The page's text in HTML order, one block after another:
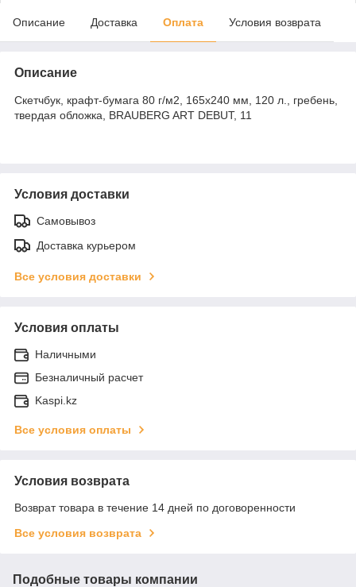
Описание Доставка Оплата Условия возврата
Описание
Скетчбук, крафт-бумага 80 г/м2, 165х240 мм, 120 л., гребень,
твердая обложка, BRAUBERG ART DEBUT, 11
Условия доставки
Самовывоз
Доставка курьером
Все условия доставки
Условия оплаты
Наличными
Безналичный расчет
Kaspi.kz
Все условия оплаты
Условия возврата
Возврат товара в течение 14 дней по договоренности
Все условия возврата
Подобные товары компании